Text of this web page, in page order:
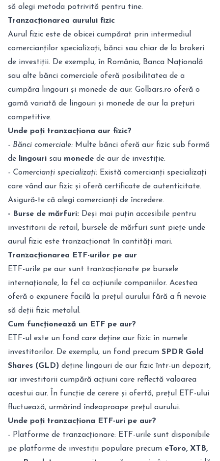
să alegi metoda potrivită pentru tine.
Tranzacționarea aurului fizic
Aurul fizic este de obicei cumpărat prin intermediul
comercianților specializați, bănci sau chiar de la brokeri
de investiții. De exemplu, în România, Banca Națională
sau alte bănci comerciale oferă posibilitatea de a
cumpăra lingouri și monede de aur. Golbars.ro oferă o
gamă variată de lingouri și monede de aur la prețuri
competitive.
Unde poți tranzacționa aur fizic?
- Bănci comerciale: Multe bănci oferă aur fizic sub formă
de
lingouri sau monede de aur de investiție.
- Comercianți specializați: Există comercianți specializați
care vând aur fizic și oferă certificate de autenticitate.
Asigură-te că alegi comercianți de încredere.
- Burse de mărfuri: Deși mai puțin accesibile pentru
investitorii de retail, bursele de mărfuri sunt piețe unde
aurul fizic este tranzacționat în cantități mari.
Tranzacționarea ETF-urilor pe aur
ETF-urile pe aur sunt tranzacționate pe bursele
internaționale, la fel ca acțiunile companiilor. Acestea
oferă o expunere facilă la prețul aurului fără a fi nevoie
să deții fizic metalul.
Cum funcționează un ETF pe aur?
ETF-ul este un fond care deține aur fizic în numele
investitorilor. De exemplu, un fond precum SPDR Gold
Shares (GLD) deține lingouri de aur fizic într-un depozit,
iar investitorii cumpără acțiuni care reflectă valoarea
acestui aur. În funcție de cerere și ofertă, prețul ETF-ului
fluctuează, urmărind îndeaproape prețul aurului.
Unde poți tranzacționa ETF-uri pe aur?
- Platforme de tranzacționare: ETF-urile sunt disponibile
pe platforme de investiții populare precum eToro, XTB,